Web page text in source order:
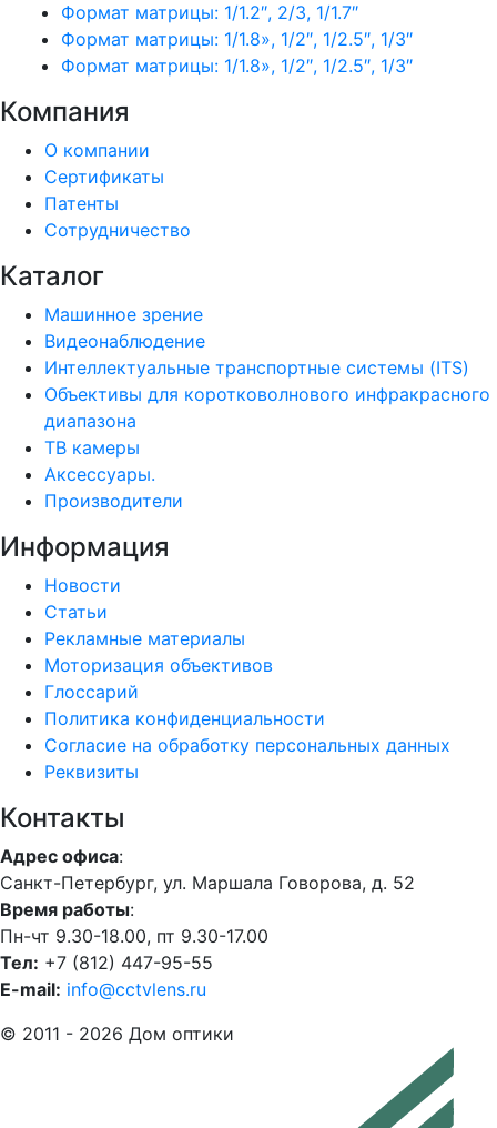
Формат матрицы: 1/1.2″, 2/3, 1/1.7″
Формат матрицы: 1/1.8», 1/2″, 1/2.5″, 1/3″
Формат матрицы: 1/1.8», 1/2″, 1/2.5″, 1/3″
Компания
О компании
Сертификаты
Патенты
Сотрудничество
Каталог
Машинное зрение
Видеонаблюдение
Интеллектуальные транспортные системы (ITS)
Объективы для коротковолнового инфракрасного
диапазона
ТВ камеры
Аксессуары.
Производители
Информация
Новости
Статьи
Рекламные материалы
Моторизация объективов
Глоссарий
Политика конфиденциальности
Согласие на обработку персональных данных
Реквизиты
Контакты
Адрес офиса:
Санкт-Петербург, ул. Маршала Говорова, д. 52
Время работы:
Пн-чт 9.30-18.00, пт 9.30-17.00
Тел: +7 (812) 447-95-55
E-mail: info@cctvlens.ru
© 2011 - 2026 Дом оптики